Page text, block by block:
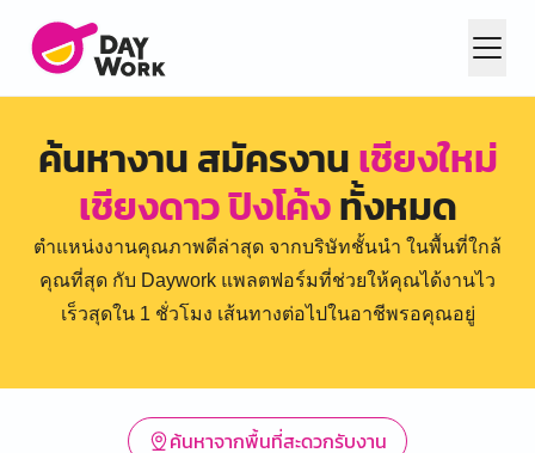
ค้นหางาน สมัครงานเชียงใหม่
เชียงดาว ปิงโค้งทั้งหมด
ตำแหน่งงานคุณภาพดีล่าสุด จากบริษัทชั้นนำ ในพื้นที่ใกล้
คุณที่สุด กับ Daywork แพลตฟอร์มที่ช่วยให้คุณได้งานไว
เร็วสุดใน 1 ชั่วโมง เส้นทางต่อไปในอาชีพรอคุณอยู่
ค้นหาจากพื้นที่สะดวกรับงาน